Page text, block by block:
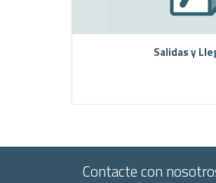
Salidas y
Contacte con